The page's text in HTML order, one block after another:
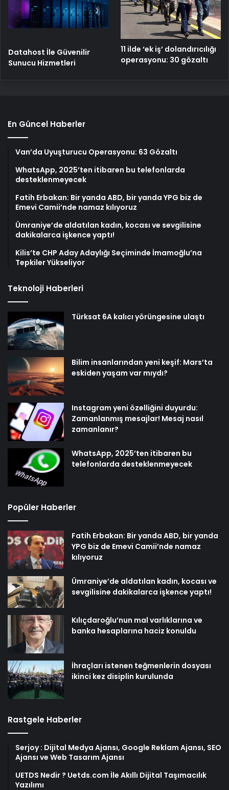
Datahost İle Güvenilir
Sunucu Hizmetleri
11 ilde ‘ek iş’ dolandırıcılığı
operasyonu: 30 gözaltı
En Güncel Haberler
Van’da Uyuşturucu Operasyonu: 63 Gözaltı
WhatsApp, 2025’ten itibaren bu telefonlarda
desteklenmeyecek
Fatih Erbakan: Bir yanda ABD, bir yanda YPG biz de
Emevi Camii’nde namaz kılıyoruz
Ümraniye’de aldatılan kadın, kocası ve sevgilisine
dakikalarca işkence yaptı!
Kilis’te CHP Aday Adaylığı Seçiminde İmamoğlu’na
Tepkiler Yükseliyor
Teknoloji Haberleri
Türksat 6A kalıcı yörüngesine ulaştı
Bilim insanlarından yeni keşif: Mars’ta
eskiden yaşam var mıydı?
Instagram yeni özelliğini duyurdu:
Zamanlanmış mesajlar! Mesaj nasıl
zamanlanır?
WhatsApp, 2025’ten itibaren bu
telefonlarda desteklenmeyecek
Popüler Haberler
Fatih Erbakan: Bir yanda ABD, bir yanda
YPG biz de Emevi Camii’nde namaz
kılıyoruz
Ümraniye’de aldatılan kadın, kocası ve
sevgilisine dakikalarca işkence yaptı!
Kılıçdaroğlu’nun mal varlıklarına ve
banka hesaplarına haciz konuldu
İhraçları istenen teğmenlerin dosyası
ikinci kez disiplin kurulunda
Rastgele Haberler
Serjoy : Dijital Medya Ajansı, Google Reklam Ajansı, SEO
Ajansı ve Web Tasarım Ajansı
UETDS Nedir ? Uetds.com İle Akıllı Dijital Taşımacılık
Yazılımı